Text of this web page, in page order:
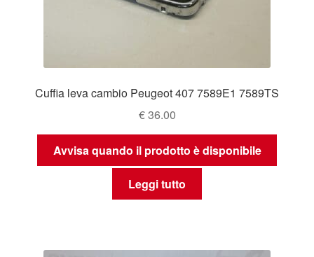
Cuffia leva cambio Peugeot 407 7589E1 7589TS
€36.00
Avvisa quando il prodotto è disponibile
Leggi tutto